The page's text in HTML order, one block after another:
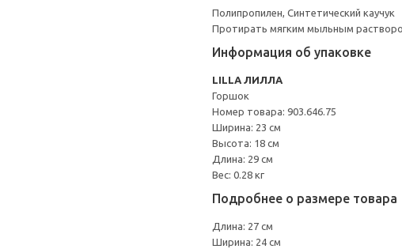
Полипропилен, Синтетический каучук
Протирать мягким мыльным
Информация об упаковке
LILLA ЛИЛЛА
Горшок
Номер товара: 903.646.75
Ширина: 23 см
Высота: 18 см
Длина: 29 см
Вес: 0.28 кг
Подробнее о размере товара
Длина: 27 см
Ширина: 24 см